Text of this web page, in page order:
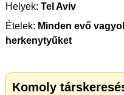
Helyek: Tel Aviv
Ételek: Minden evő
herkenytyűket
Komoly